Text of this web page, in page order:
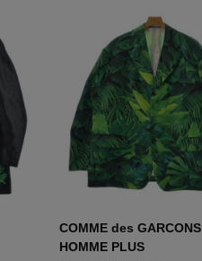
COMME des GARCONS
HOMME PLUS